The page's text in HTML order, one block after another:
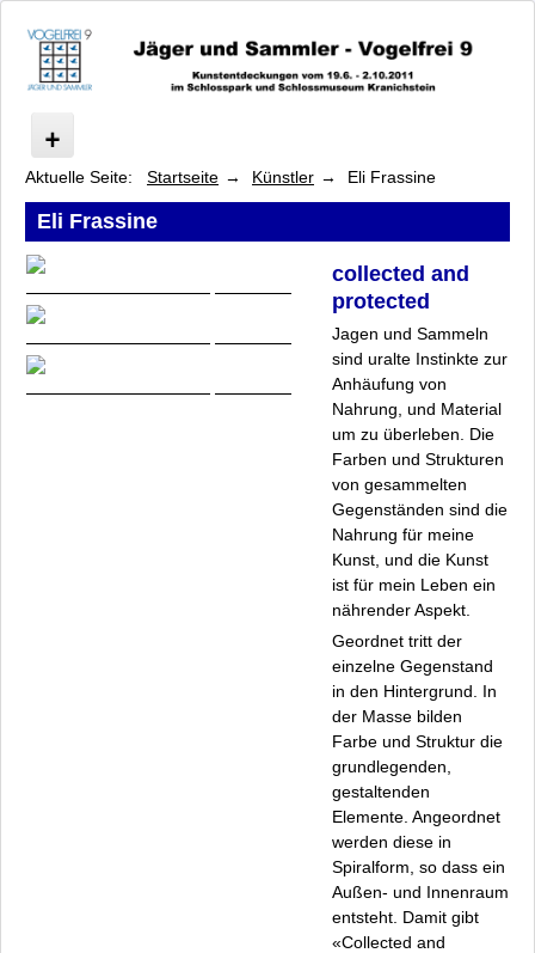
Vogelfrei
Kunstentdeckungen im Park und Schloss Kranichstein
Künstler
Daniel Bräg
Aktuelle Seite: Startseite Künstler Eli Frassine
Eli Frassine
collected and
protected
Jagen und Sammeln
sind uralte Instinkte zur
Anhäufung von
Nahrung, und Material
um zu überleben. Die
Farben und Strukturen
von gesammelten
Gegenständen sind die
Nahrung für meine
Kunst, und die Kunst
ist für mein Leben ein
nährender Aspekt.
Geordnet tritt der
einzelne Gegenstand
in den Hintergrund. In
der Masse bilden
Farbe und Struktur die
grundlegenden,
gestaltenden
Elemente. Angeordnet
werden diese in
Spiralform, so dass ein
Außen- und Innenraum
entsteht. Damit gibt
«Collected and